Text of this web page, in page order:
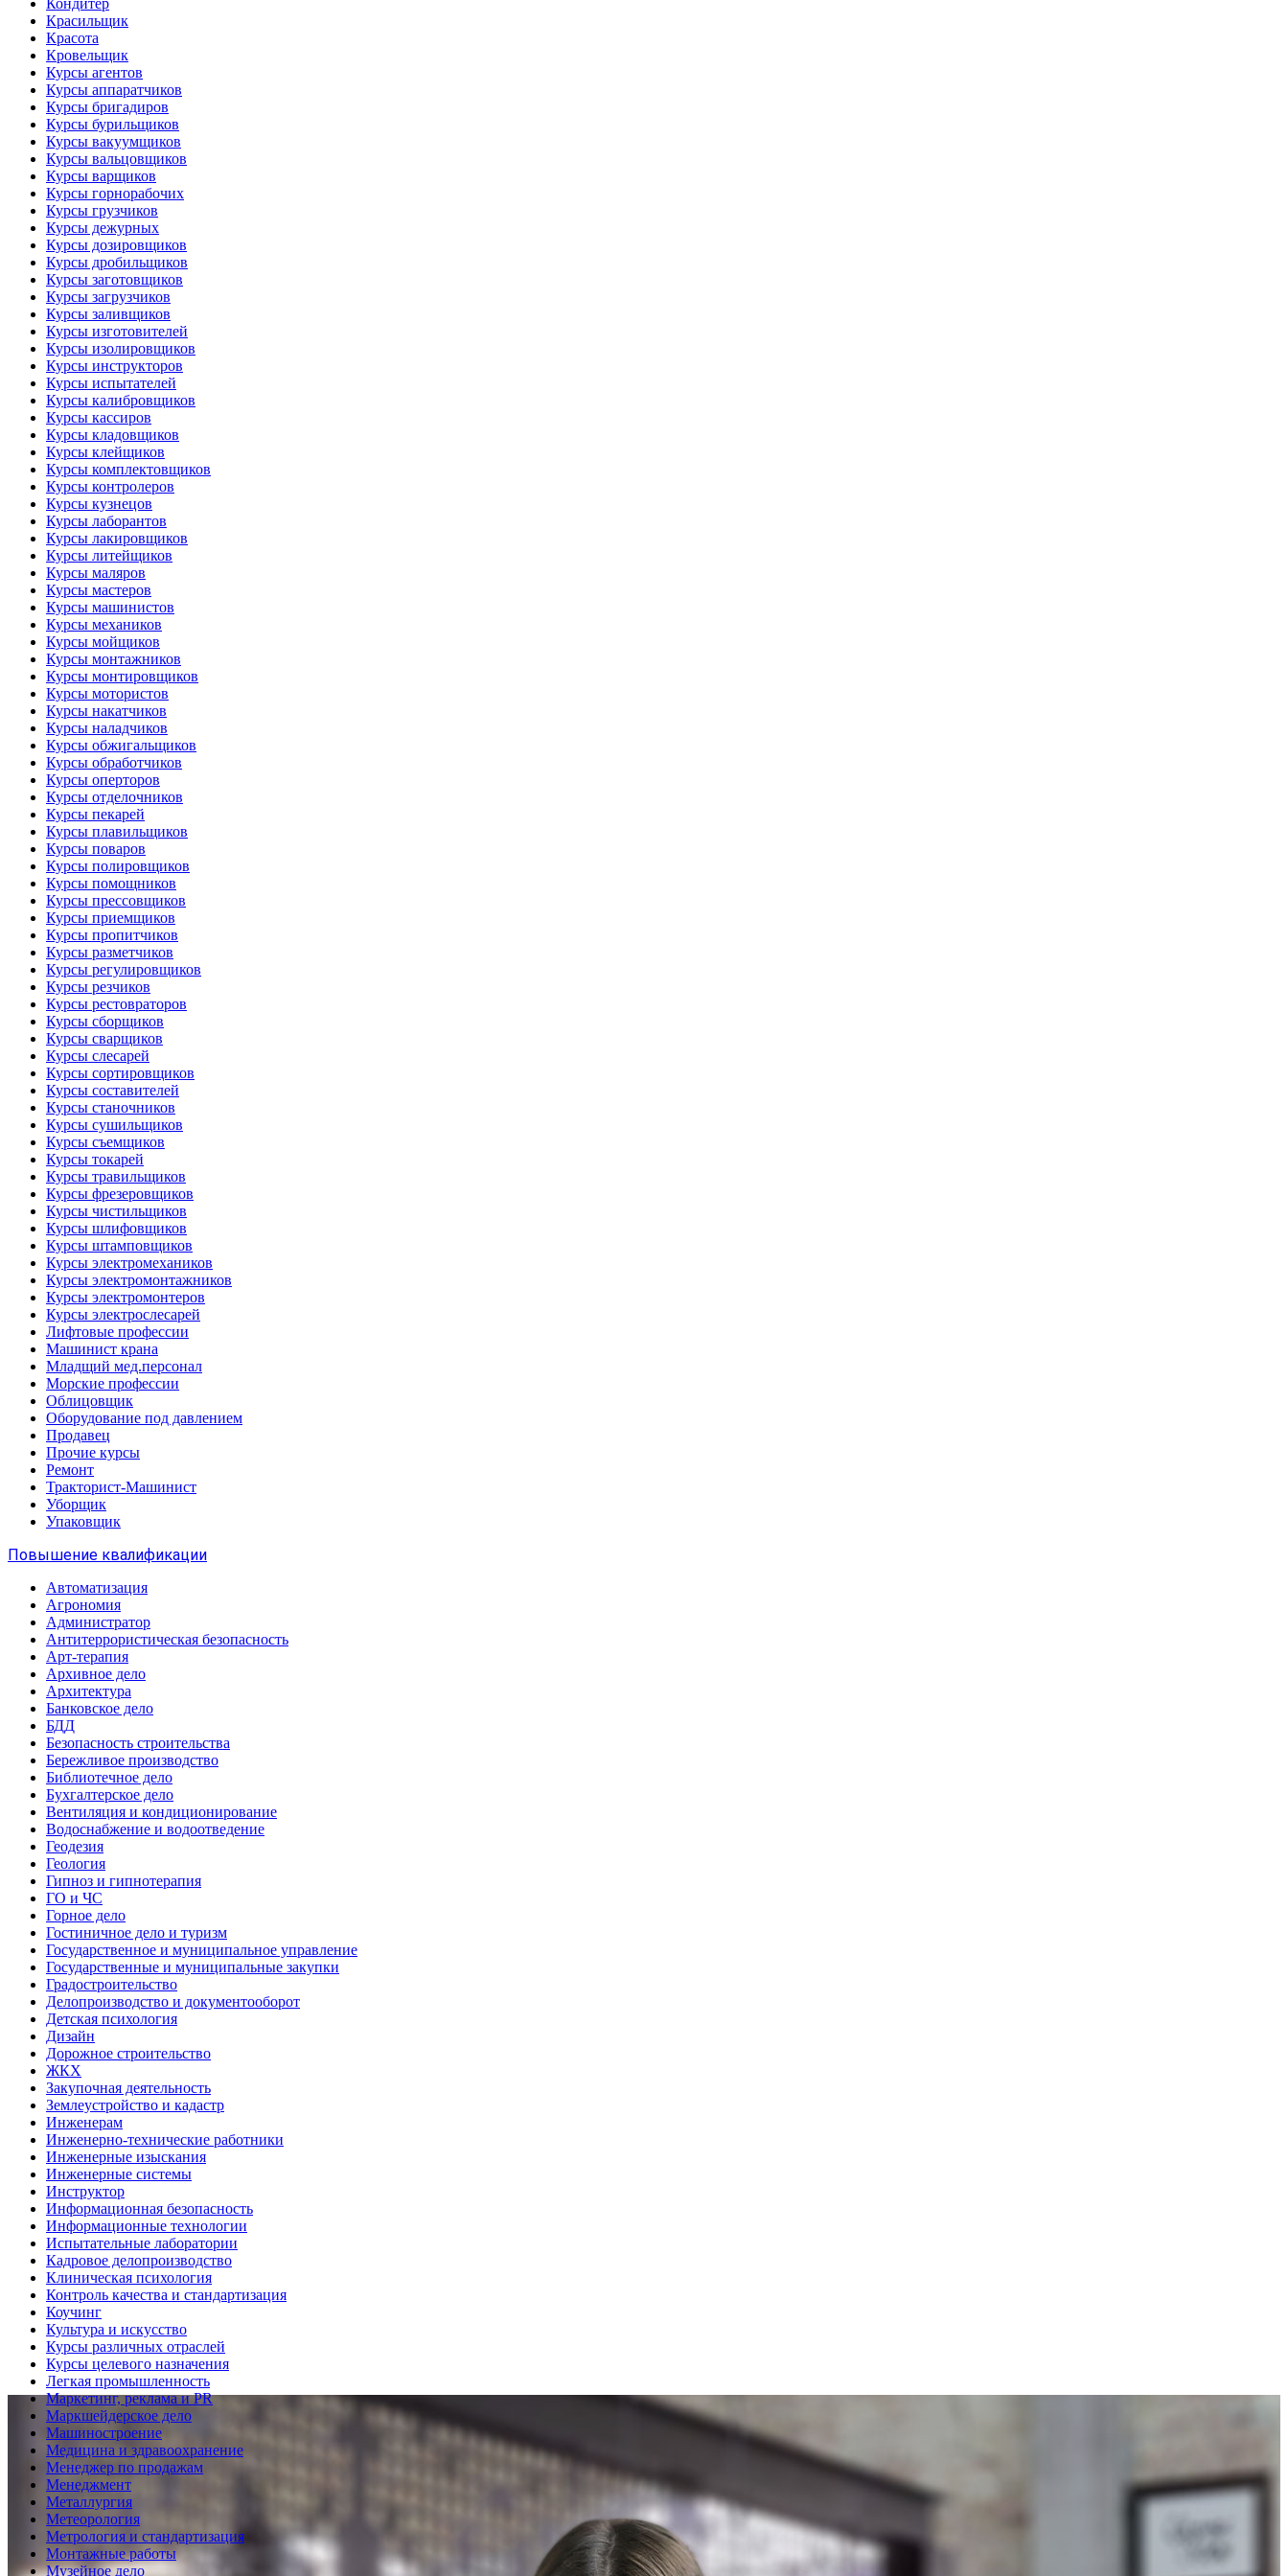
Кондитер
Красильщик
Красота
Кровельщик
Курсы агентов
Курсы аппаратчиков
Курсы бригадиров
Курсы бурильщиков
Курсы вакуумщиков
Курсы вальцовщиков
Курсы варщиков
Курсы горнорабочих
Курсы грузчиков
Курсы дежурных
Курсы дозировщиков
Курсы дробильщиков
Курсы заготовщиков
Курсы загрузчиков
Курсы заливщиков
Курсы изготовителей
Курсы изолировщиков
Курсы инструкторов
Курсы испытателей
Курсы калибровщиков
Курсы кассиров
Курсы кладовщиков
Курсы клейщиков
Курсы комплектовщиков
Курсы контролеров
Курсы кузнецов
Курсы лаборантов
Курсы лакировщиков
Курсы литейщиков
Курсы маляров
Курсы мастеров
Курсы машинистов
Курсы механиков
Курсы мойщиков
Курсы монтажников
Курсы монтировщиков
Курсы мотористов
Курсы накатчиков
Курсы наладчиков
Курсы обжигальщиков
Курсы обработчиков
Курсы оперторов
Курсы отделочников
Курсы пекарей
Курсы плавильщиков
Курсы поваров
Курсы полировщиков
Курсы помощников
Курсы прессовщиков
Курсы приемщиков
Курсы пропитчиков
Курсы разметчиков
Курсы регулировщиков
Курсы резчиков
Курсы рестовраторов
Курсы сборщиков
Курсы сварщиков
Курсы слесарей
Курсы сортировщиков
Курсы составителей
Курсы станочников
Курсы сушильщиков
Курсы съемщиков
Курсы токарей
Курсы травильщиков
Курсы фрезеровщиков
Курсы чистильщиков
Курсы шлифовщиков
Курсы штамповщиков
Курсы электромехаников
Курсы электромонтажников
Курсы электромонтеров
Курсы электрослесарей
Лифтовые профессии
Машинист крана
Младщий мед.персонал
Морские профессии
Облицовщик
Оборудование под давлением
Продавец
Прочие курсы
Ремонт
Тракторист-Машинист
Уборщик
Упаковщик
Повышение квалификации
Автоматизация
Агрономия
Администратор
Антитеррористическая безопасность
Арт-терапия
Архивное дело
Архитектура
Банковское дело
БДД
Безопасность строительства
Бережливое производство
Библиотечное дело
Бухгалтерское дело
Вентиляция и кондиционирование
Водоснабжение и водоотведение
Геодезия
Геология
Гипноз и гипнотерапия
ГО и ЧС
Горное дело
Гостиничное дело и туризм
Государственное и муниципальное управление
Государственные и муниципальные закупки
Градостроительство
Делопроизводство и документооборот
Детская психология
Дизайн
Дорожное строительство
ЖКХ
Закупочная деятельность
Землеустройство и кадастр
Инженерам
Инженерно-технические работники
Инженерные изыскания
Инженерные системы
Инструктор
Информационная безопасность
Информационные технологии
Испытательные лаборатории
Кадровое делопроизводство
Клиническая психология
Контроль качества и стандартизация
Коучинг
Культура и искусство
Курсы различных отраслей
Курсы целевого назначения
Легкая промышленность
Маркетинг, реклама и PR
Маркшейдерское дело
Машиностроение
Медицина и здравоохранение
Менеджер по продажам
Менеджмент
Металлургия
Метеорология
Метрология и стандартизация
Монтажные работы
Музейное дело